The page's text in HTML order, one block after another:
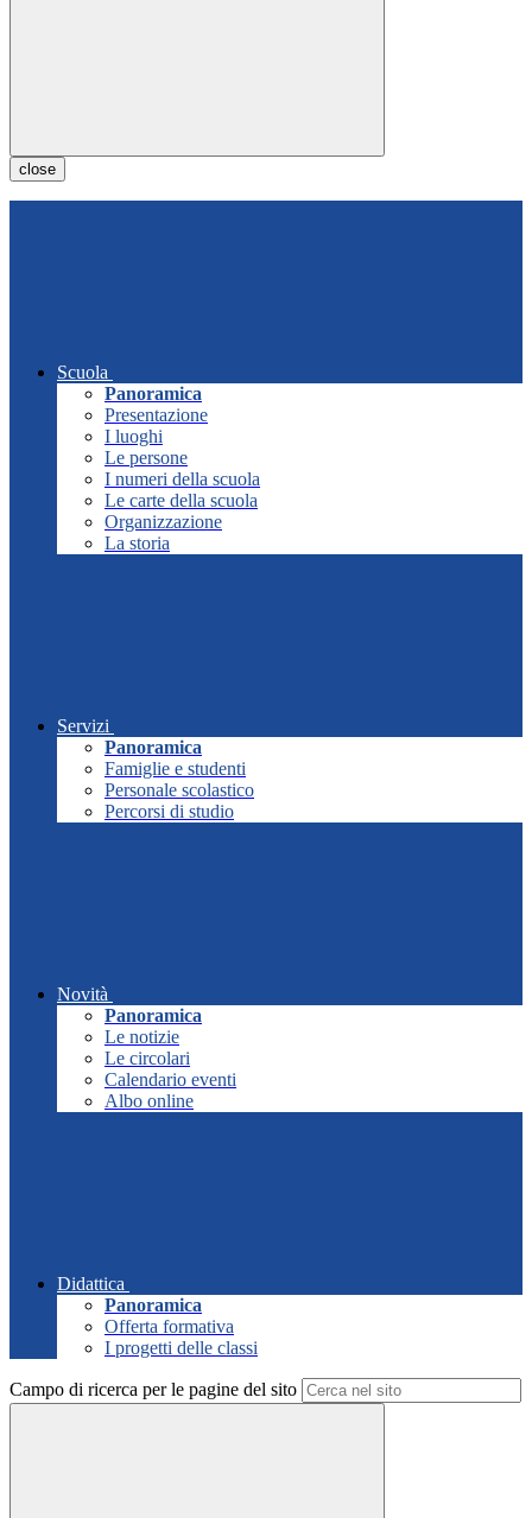
close
Scuola
Panoramica
Presentazione
I luoghi
Le persone
I numeri della scuola
Le carte della scuola
Organizzazione
La storia
Servizi
Panoramica
Famiglie e studenti
Personale scolastico
Percorsi di studio
Novità
Panoramica
Le notizie
Le circolari
Calendario eventi
Albo online
Didattica
Panoramica
Offerta formativa
I progetti delle classi
Campo di ricerca per le pagine del sito